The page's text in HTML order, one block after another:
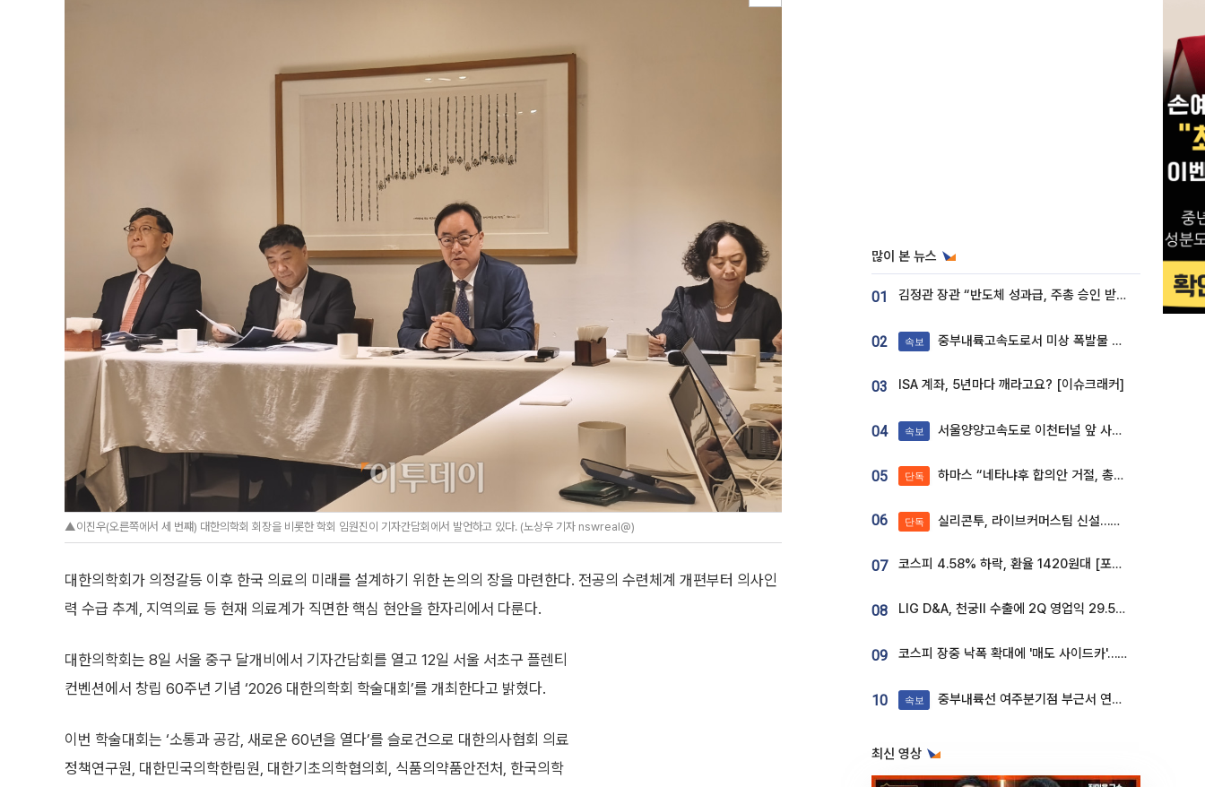
▲이진우(오른쪽에서 세 번쨰) 대한의학회 회장을 비롯한 학회 임원진이 기자간담회에서 발언하고 있다. (노상우 기자 nswreal@)
대한의학회가 의정갈등 이후 한국 의료의 미래를 설계하기 위한 논의의 장을 마련한다. 전공의 수련체계 개편부터 의사인
력 수급 추계, 지역의료 등 현재 의료계가 직면한 핵심 현안을 한자리에서 다룬다.
대한의학회는 8일 서울 중구 달개비에서 기자간담회를 열고 12일 서울 서초구 플렌티
컨벤션에서 창립 60주년 기념 ‘2026 대한의학회 학술대회’를 개최한다고 밝혔다.
이번 학술대회는 ‘소통과 공감, 새로운 60년을 열다’를 슬로건으로 대한의사협회 의료
정책연구원, 대한민국의학한림원, 대한기초의학협의회, 식품의약품안전처, 한국의학
많이 본 뉴스
01 김정관 장관 “반도체 성과급, 주총 승인 받도록”…상법·자본시장법 개정 시사
02 속보 중부내륙고속도로서 미상 폭발물 발견
03 ISA 계좌, 5년마다 깨라고요? [이슈크래커]
04 속보 서울양양고속도로 이천터널 앞 사고 발생
05 단독 하마스 “네타냐후 합의안 거절, 총선 앞두고 시간 끌기”
06 단독 실리콘투, 라이브커머스팀 신설…K뷰티 ‘글로벌 판매망’ 확대[K뷰티 라방戰]
07 코스피 4.58% 하락, 환율 1420원대 [포토]
08 LIG D&A, 천궁Ⅱ 수출에 2Q 영업익 29.5%↑…수주잔고 24.6조 [종합]
09 코스피 장중 낙폭 확대에 '매도 사이드카'…외인 2.8조'팔자'· 개인 3.1조 '사자'
10 속보 중부내륙선 여주분기점 부근서 연이은 추돌사고 발생
최신 영상